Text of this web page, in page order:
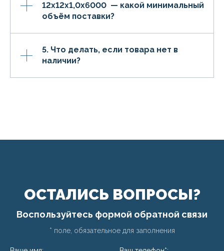
12х12х1,0х6000 — какой минимальный
объём поставки?
5. Что делать, если товара нет в
наличии?
ОСТАЛИСЬ ВОПРОСЫ?
Воспользуйтесь формой обратной связи
* поле, обязательное для заполнения